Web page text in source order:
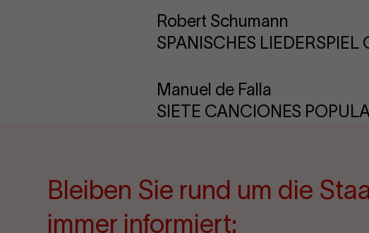
Robert Schumann
SPANISCHES LIEDERSPIEL
Manuel de Falla
SIETE CANCIONES
Bleiben Sie rund um die
immer informiert: